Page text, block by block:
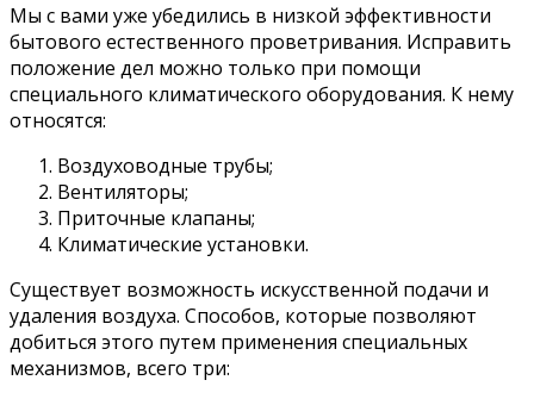
Мы с вами уже убедились в низкой эффективности
бытового естественного проветривания. Исправить
положение дел можно только при помощи
специального климатического оборудования. К нему
относятся:
Воздуховодные трубы;
Вентиляторы;
Приточные клапаны;
Климатические установки.
Существует возможность искусственной подачи и
удаления воздуха. Способов, которые позволяют
добиться этого путем применения специальных
механизмов, всего три: